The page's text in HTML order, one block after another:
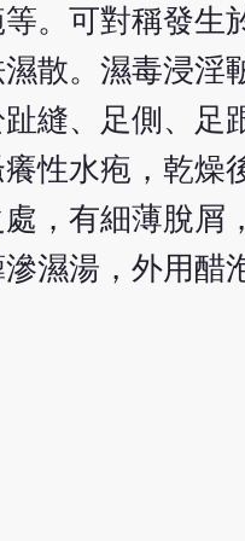
。可對稱發生
散。濕毒浸淫
縫、足側、足
性水疱，乾燥
，有細薄脫屑
濕湯，外用醋